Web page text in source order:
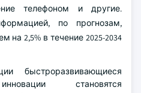
телефоном и другие.
по прогнозам,
на 2,5% в течение 2025-2034
быстроразвивающиеся
становятся